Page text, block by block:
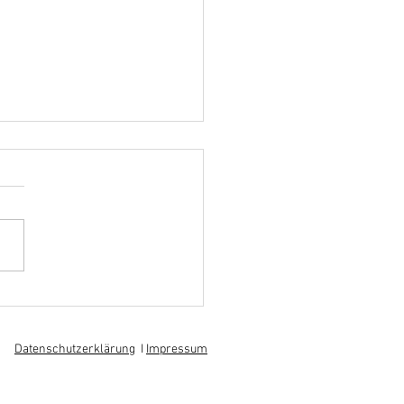
Datenschutzerklärung IImpressum